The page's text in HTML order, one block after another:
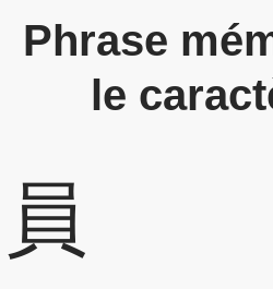
Phrase
le
員